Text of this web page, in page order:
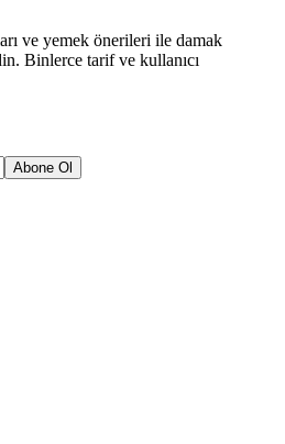
ve yemek önerileri ile damak
Binlerce tarif ve kullanıcı
Abone Ol